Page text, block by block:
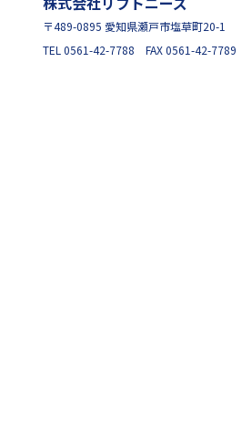
〒489-0895 愛知県瀬戸市塩草町20-1
TEL 0561-42-7788 FAX 0561-42-7789